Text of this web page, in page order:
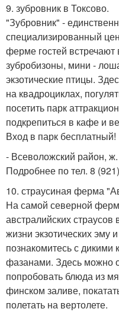
9. зубровник в Токсово.
"Зубровник" -
специализированный
ферме гостей
зубробизоны, мини -
экзотические птицы.
на квадроциклах,
посетить парк
подкрепиться в кафе и
Вход в парк бесплатный!
- Всеволожский район, ж.
Подробнее по тел. 8
10. страусиная ферма
На самой северной
австралийских страусов
жизни экзотических эму
познакомитесь с
фазанами. Здесь можно
попробовать блюда из
финском заливе,
полетать на вертолете.